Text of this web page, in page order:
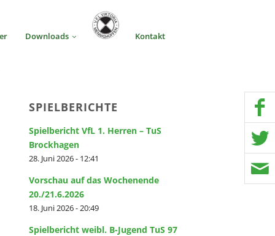
Downloads Kontakt
SPIELBERICHTE
Spielbericht VfL 1. Herren – TuS
Brockhagen
28. Juni 2026 - 12:41
Vorschau auf das Wochenende
20./21.6.2026
18. Juni 2026 - 20:49
Spielbericht weibl. B-Jugend TuS 97